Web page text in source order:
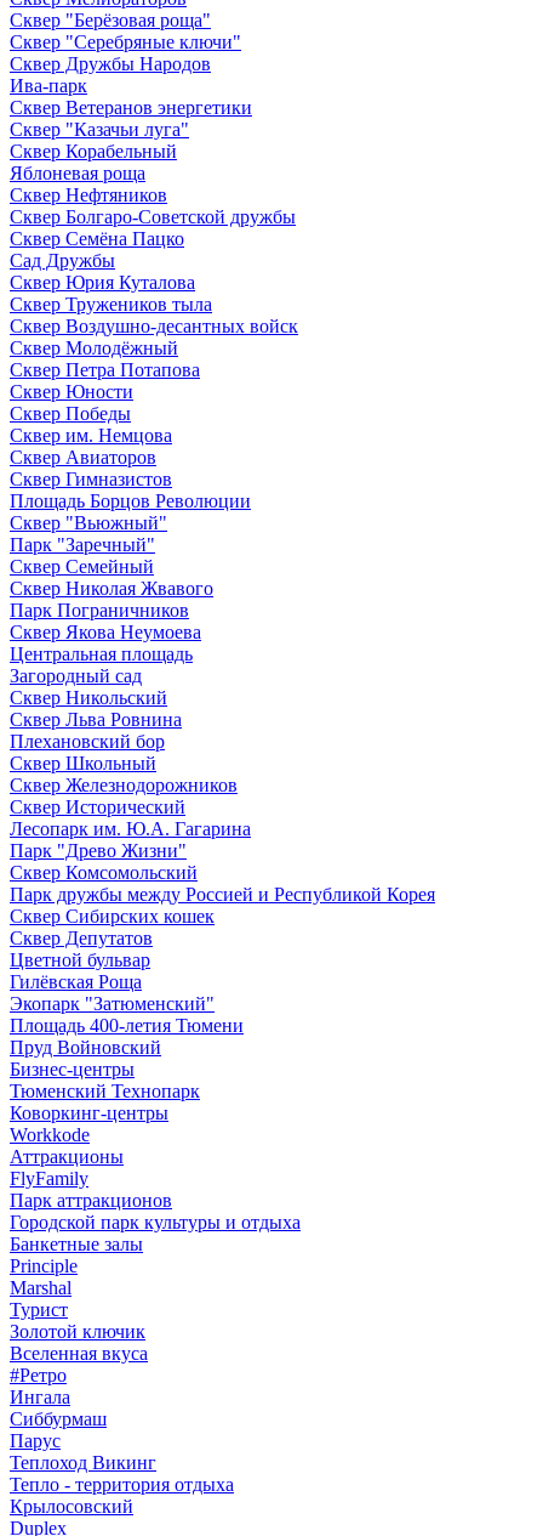
Сквер "Берёзовая роща"
Сквер "Серебряные ключи"
Сквер Дружбы Народов
Ива-парк
Сквер Ветеранов энергетики
Сквер "Казачьи луга"
Сквер Корабельный
Яблоневая роща
Сквер Нефтяников
Сквер Болгаро-Советской дружбы
Сквер Семёна Пацко
Сад Дружбы
Сквер Юрия Куталова
Сквер Тружеников тыла
Сквер Воздушно-десантных войск
Сквер Молодёжный
Сквер Петра Потапова
Сквер Юности
Сквер Победы
Сквер им. Немцова
Сквер Авиаторов
Сквер Гимназистов
Площадь Борцов Революции
Сквер "Вьюжный"
Парк "Заречный"
Сквер Семейный
Сквер Николая Жвавого
Парк Пограничников
Сквер Якова Неумоева
Центральная площадь
Загородный сад
Сквер Никольский
Сквер Льва Ровнина
Плехановский бор
Сквер Школьный
Сквер Железнодорожников
Сквер Исторический
Лесопарк им. Ю.А. Гагарина
Парк "Древо Жизни"
Сквер Комсомольский
Парк дружбы между Россией и Республикой Корея
Сквер Сибирских кошек
Сквер Депутатов
Цветной бульвар
Гилёвская Роща
Экопарк "Затюменский"
Площадь 400-летия Тюмени
Пруд Войновский
Бизнес-центры
Тюменский Технопарк
Коворкинг-центры
Workkode
Аттракционы
FlyFamily
Парк аттракционов
Городской парк культуры и отдыха
Банкетные залы
Principle
Marshal
Турист
Золотой ключик
Вселенная вкуса
#Ретро
Ингала
Сиббурмаш
Парус
Теплоход Викинг
Тепло - территория отдыха
Крылосовский
Duplex